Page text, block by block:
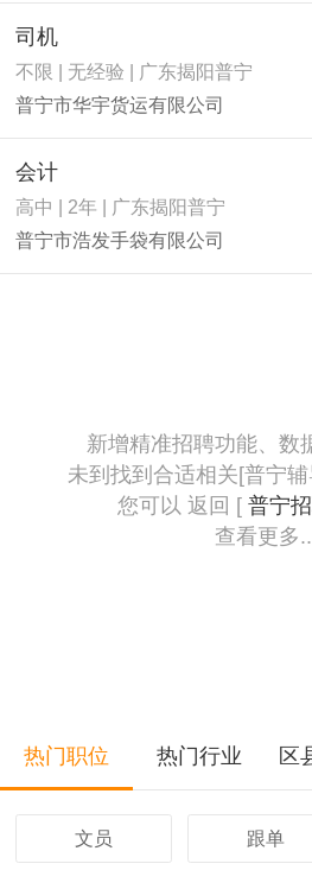
司机
不限 | 无经验 | 广东揭阳普宁
普宁市华宇货运有限公司
会计
高中 | 2年 | 广东揭阳普宁
普宁市浩发手袋有限公司
新增精准招聘功能、数
未到找到合适相关[普宁辅
您可以 返回 [ 普宁
查看更多
热门职位 热门行业 区
文员 跟单